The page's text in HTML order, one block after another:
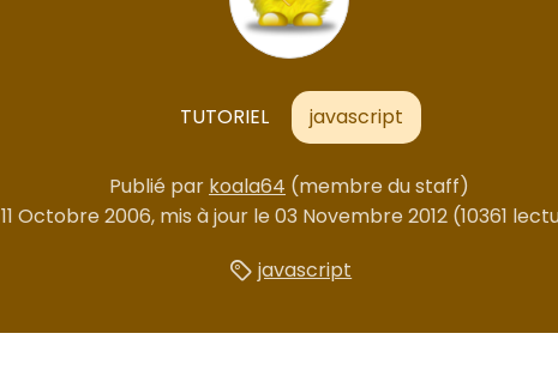
TUTORIEL javascript
Publié par koala64 (membre du staff)
11 Octobre 2006, mis à jour le03 Novembre 2012(10361
javascript